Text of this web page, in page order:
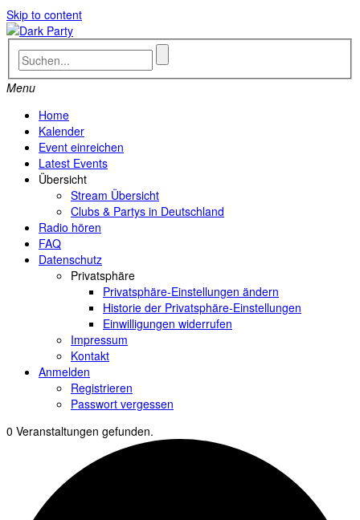
Skip to content
Menu
Home
Kalender
Event einreichen
Latest Events
Übersicht
Stream Übersicht
Clubs & Partys in Deutschland
Radio hören
FAQ
Datenschutz
Privatsphäre
Privatsphäre-Einstellungen ändern
Historie der Privatsphäre-Einstellungen
Einwilligungen widerrufen
Impressum
Kontakt
Anmelden
Registrieren
Passwort vergessen
0 Veranstaltungen gefunden.